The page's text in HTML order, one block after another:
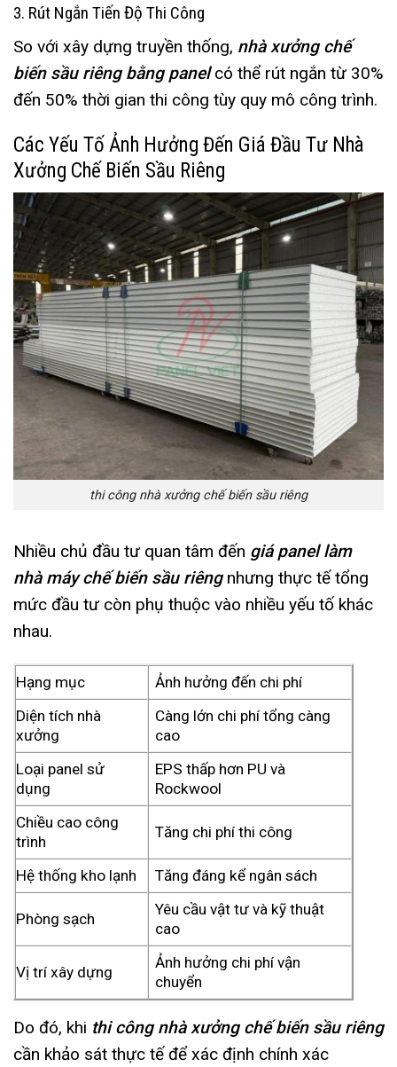
3. Rút Ngắn Tiến Độ Thi Công
So với xây dựng truyền thống, nhà xưởng chế
biến sầu riêng bằng panelcó thể rút ngắn từ 30%
đến 50% thời gian thi công tùy quy mô công trình.
Các Yếu Tố Ảnh Hưởng Đến Giá Đầu Tư Nhà
Xưởng Chế Biến Sầu Riêng
thi công nhà xưởng chế biến sầu riêng
Nhiều chủ đầu tư quan tâm đến giá panel làm
nhà máy chế biến sầu riêngnhưng thực tế tổng
mức đầu tư còn phụ thuộc vào nhiều yếu tố khác
nhau.
Hạng mục
Ảnh hưởng đến chi phí
Diện tích nhà
xưởng
Càng lớn chi phí tổng càng
cao
Loại panel sử
dụng
EPS thấp hơn PU và
Rockwool
Chiều cao công
trình
Tăng chi phí thi công
Hệ thống kho lạnh Tăng đáng kể ngân sách
Phòng sạch
Yêu cầu vật tư và kỹ thuật
cao
Vị trí xây dựng
Ảnh hưởng chi phí vận
chuyển
Do đó, khi thi công nhà xưởng chế biến sầu riêng
cần khảo sát thực tế để xác định chính xác